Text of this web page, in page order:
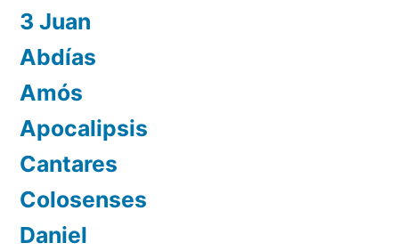
3 Juan
Abdías
Amós
Apocalipsis
Cantares
Colosenses
Daniel